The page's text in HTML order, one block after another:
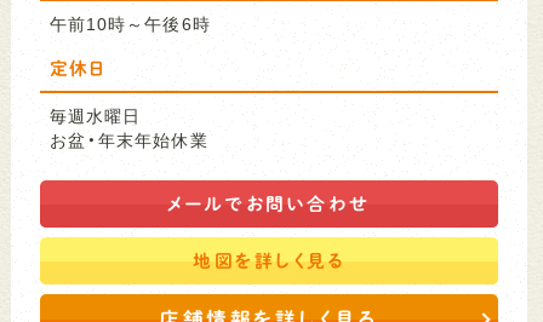
午前10時～午後6時
定休日
毎週水曜日
お盆・年末年始休業
メールで お問い合わせ
地図を詳しく見る